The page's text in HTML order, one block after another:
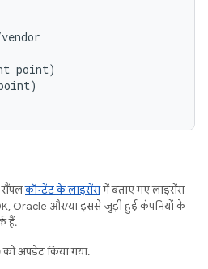
point)
सैंपलकॉन्टेंट के लाइसेंसमें बताए गए लाइसेंस
Oracle और/या इससे जुड़ी हुई कंपनियों के
हैं.
अपडेट किया गया.